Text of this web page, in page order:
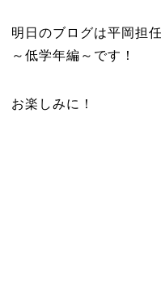
明日のブログは平岡担
～低学年編～です！
お楽しみに！